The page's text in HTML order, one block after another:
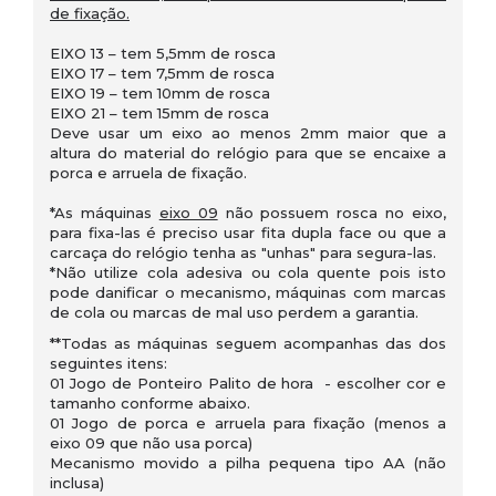
de fixação.
EIXO 13 – tem 5,5mm de rosca
EIXO 17 – tem 7,5mm de rosca
EIXO 19 – tem 10mm de rosca
EIXO 21 – tem 15mm de rosca
Deve usar um eixo ao menos 2mm maior que a
altura do material do relógio para que se encaixe a
porca e arruela de fixação.
*As máquinas eixo 09 não possuem rosca no eixo,
para fixa-las é preciso usar fita dupla face ou que a
carcaça do relógio tenha as "unhas" para segura-las.
*Não utilize cola adesiva ou cola quente pois isto
pode danificar o mecanismo, máquinas com marcas
de cola ou marcas de mal uso perdem a garantia.
**Todas as máquinas seguem acompanhas das dos
seguintes itens:
01 Jogo de Ponteiro Palito de hora - escolher cor e
tamanho conforme abaixo.
01 Jogo de porca e arruela para fixação (menos a
eixo 09 que não usa porca)
Mecanismo movido a pilha pequena tipo AA (não
inclusa)